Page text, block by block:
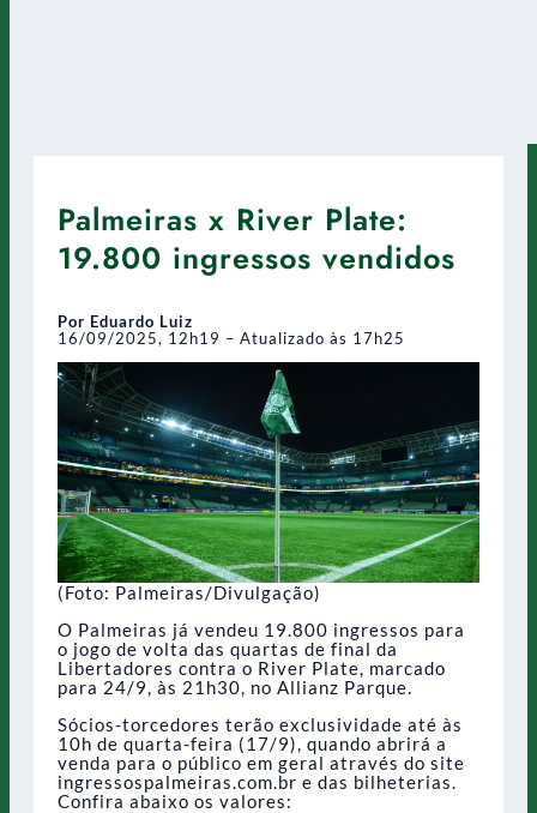
Palmeiras x River Plate:
19.800 ingressos vendidos
Por Eduardo Luiz
16/09/2025, 12h19 – Atualizado às 17h25
(Foto: Palmeiras/Divulgação)
O Palmeiras já vendeu 19.800 ingressos para
o jogo de volta das quartas de final da
Libertadores contra o River Plate, marcado
para 24/9, às 21h30, no Allianz Parque.
Sócios-torcedores terão exclusividade até às
10h de quarta-feira (17/9), quando abrirá a
venda para o público em geral através do site
ingressospalmeiras.com.br e das bilheterias.
Confira abaixo os valores: